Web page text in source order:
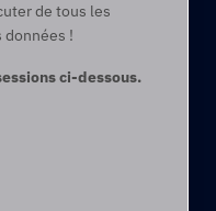
de tous les
!
ci-dessous.